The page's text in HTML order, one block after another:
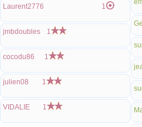
Laurent2776 1
jmbdoubles 1
cocodu86 1
julien08 1
VIDALIE 1